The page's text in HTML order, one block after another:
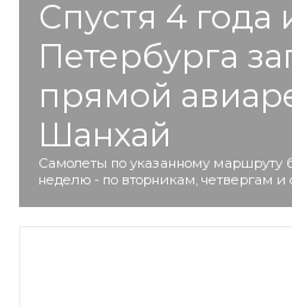
Спустя 4 года
Петербурга
прямой
Шанхай
Самолеты по указанному маршруту
неделю - по вторникам, четвергам и